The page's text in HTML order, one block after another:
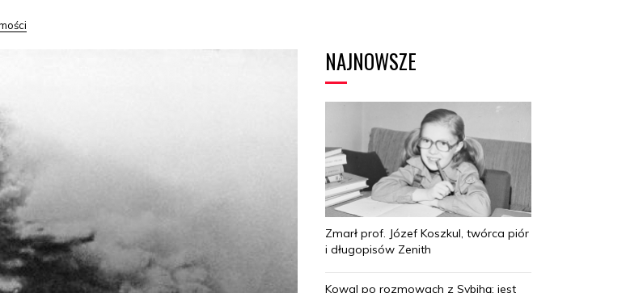
NAJNOWSZE
Zmarł prof. Józef Koszkul, twórca piór
i długopisów Zenith
Kowal po rozmowach z Sybihą: jest